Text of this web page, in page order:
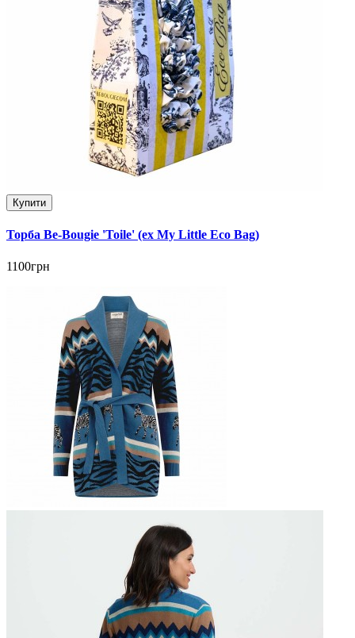
Купити
Торба Be-Bougie 'Toile' (ex My Little Eco Bag)
1100грн